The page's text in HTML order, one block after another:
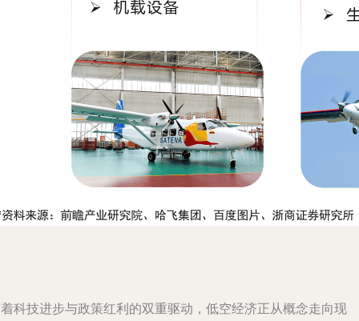
科技进步与政策红利的双重驱动，低空经济正从概念走向现